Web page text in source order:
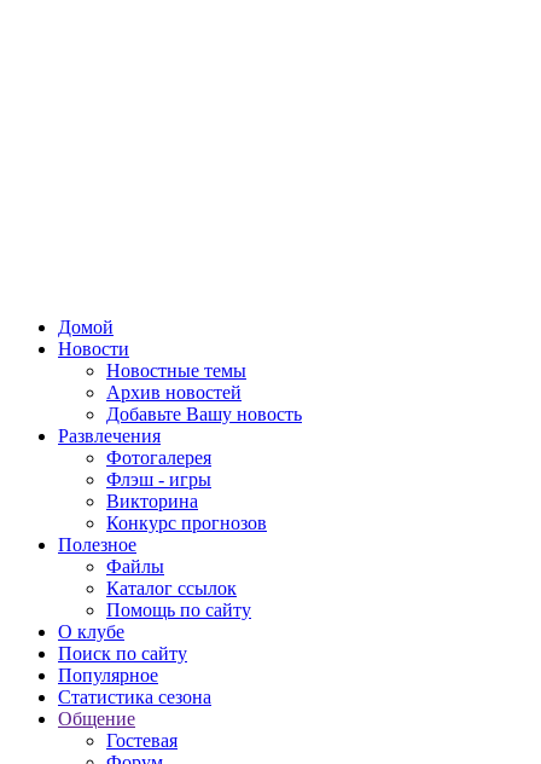
Домой
Новости
Новостные темы
Архив новостей
Добавьте Вашу новость
Развлечения
Фотогалерея
Флэш - игры
Викторина
Конкурс прогнозов
Полезное
Файлы
Каталог ссылок
Помощь по сайту
О клубе
Поиск по сайту
Популярное
Статистика сезона
Общение
Гостевая